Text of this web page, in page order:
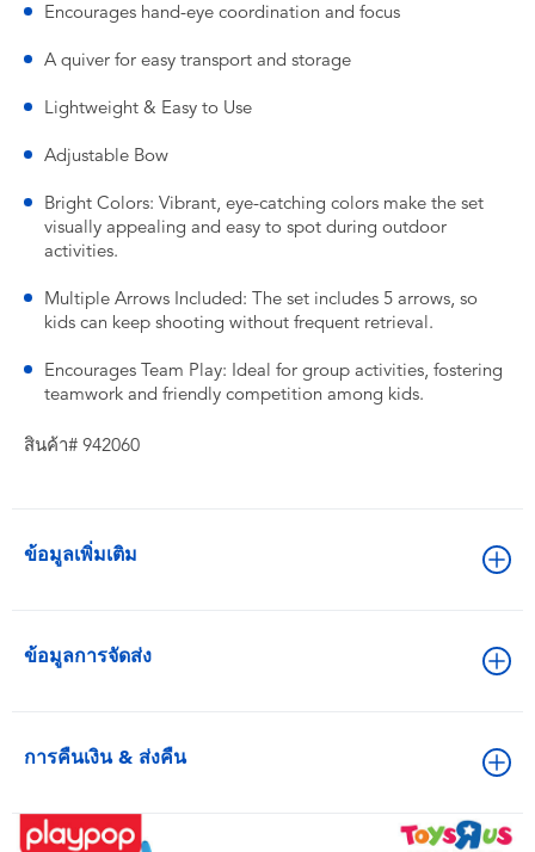
Encourages hand-eye coordination and focus
A quiver for easy transport and storage
Lightweight & Easy to Use
Adjustable Bow
Bright Colors: Vibrant, eye-catching colors make the set
visually appealing and easy to spot during outdoor
activities.
Multiple Arrows Included: The set includes 5 arrows, so
kids can keep shooting without frequent retrieval.
Encourages Team Play: Ideal for group activities, fostering
teamwork and friendly competition among kids.
สินค้า# 942060
ข้อมูลเพิ่มเติม
ข้อมูลการจัดส่ง
การคืนเงิน & ส่งคืน